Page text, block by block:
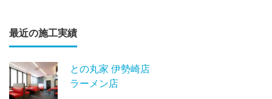
最近の施工実績
との丸家 伊勢崎店
ラーメン店